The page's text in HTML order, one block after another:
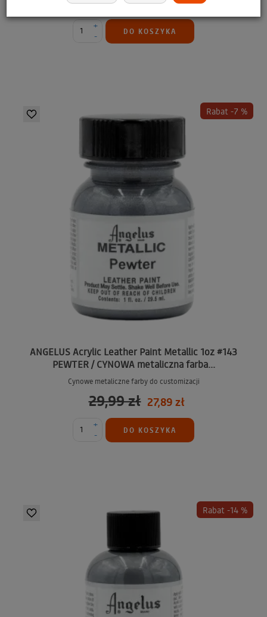
51,59 zł
-
+
DO KOSZYKA
Rabat -7 %
ANGELUS Acrylic Leather Paint Metallic 1oz #143
PEWTER / CYNOWA metaliczna farba...
Cynowe metaliczne farby do customizacji
29,99 zł 27,89 zł
-
+
DO KOSZYKA
Rabat -14 %